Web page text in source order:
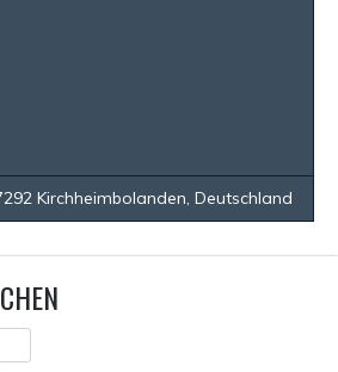
Kirchheimbolanden, Deutschland